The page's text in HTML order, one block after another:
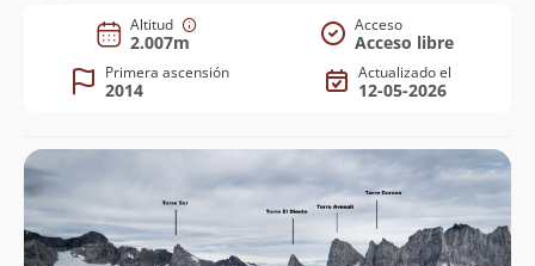
Altitud
2.007m
Acceso
Acceso libre
Primera ascensión
2014
Actualizado el
12-05-2026